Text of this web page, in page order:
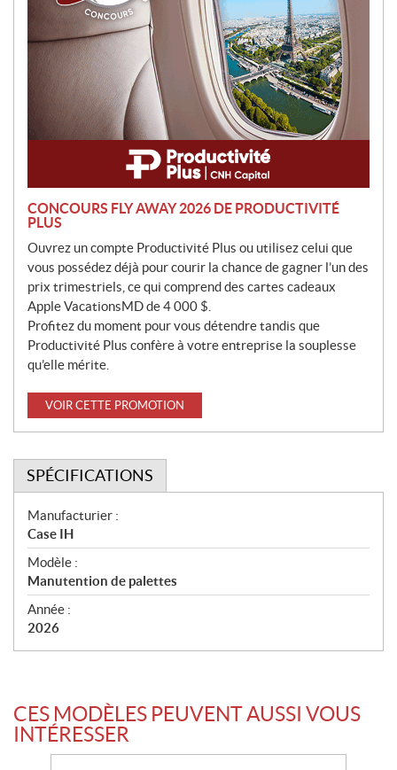
CONCOURS FLY AWAY 2026 DE PRODUCTIVITÉ
PLUS
Ouvrez un compte Productivité Plus ou utilisez celui que
vous possédez déjà pour courir la chance de gagner l’un des
prix trimestriels, ce qui comprend des cartes cadeaux
Apple VacationsMD de 4 000 $.
Profitez du moment pour vous détendre tandis que
Productivité Plus confère à votre entreprise la souplesse
qu’elle mérite.
VOIR CETTE PROMOTION
SPÉCIFICATIONS
S
p
é
c
i
f
c
a
Manufacturier :
Case IH
Modèle :
Manutention de palettes
Année :
2026
CES MODÈLES PEUVENT AUSSI VOUS
INTÉRESSER